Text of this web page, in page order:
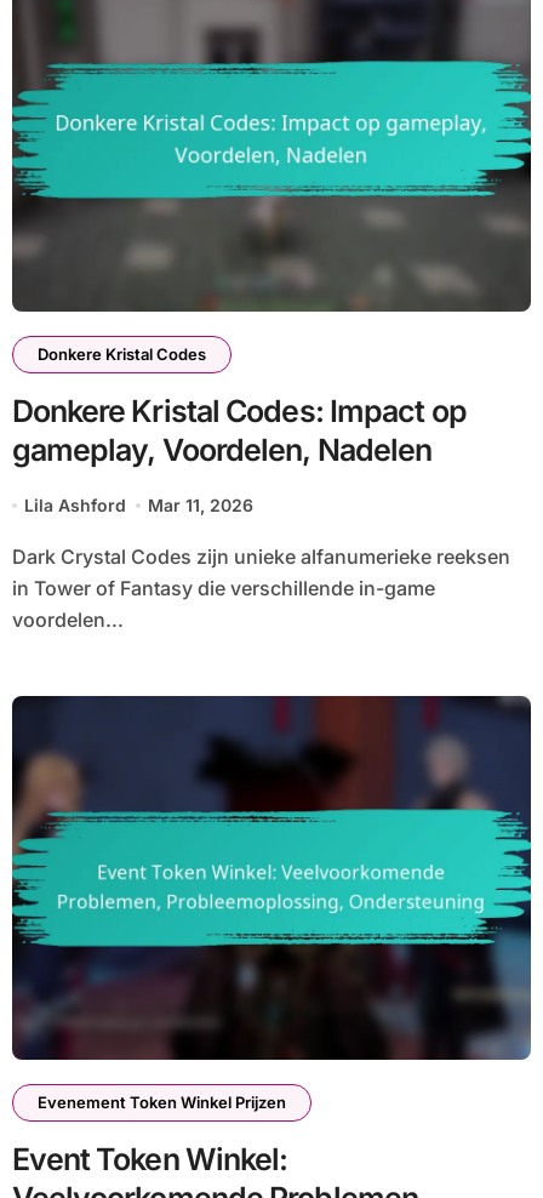
Donkere Kristal Codes
Donkere Kristal Codes: Impact op
gameplay, Voordelen, Nadelen
Lila Ashford Mar 11, 2026
Dark Crystal Codes zijn unieke alfanumerieke reeksen
in Tower of Fantasy die verschillende in-game
voordelen...
Evenement Token Winkel Prijzen
Event Token Winkel: